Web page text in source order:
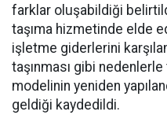
farklar oluşabildiği
taşıma hizmetinde elde
işletme giderlerini
taşınması gibi
modelinin yeniden
geldiği kaydedildi.